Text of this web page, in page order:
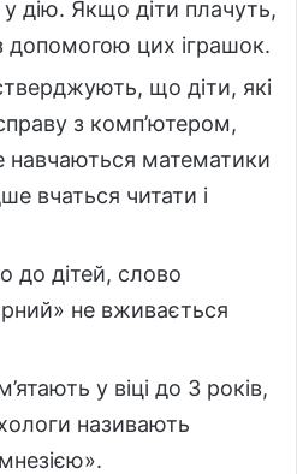
дію. Якщо діти плачуть,
допомогою цих іграшок.
що діти, які
з комп’ютером,
навчаються математики
вчаться читати і
до дітей, слово
не вживається
у віці до 3 років,
називають